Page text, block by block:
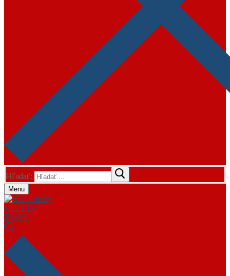
Hľadať:
Menu